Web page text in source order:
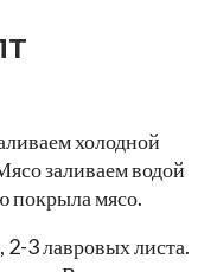
холодной
заливаем водой
покрыла мясо.
2-3 лавровых листа.